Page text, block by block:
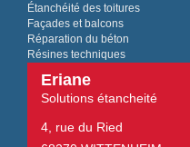
Étanchéité des toitures
Façades et balcons
Réparation du béton
Résines techniques
Eriane
Solutions étancheité
4, rue du Ried